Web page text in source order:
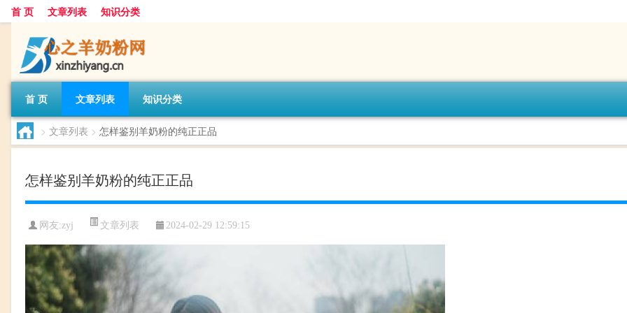
首 页 文章列表 知识分类
首 页 文章列表 知识分类
> 文章列表 > 怎样鉴别羊奶粉的纯正正品
怎样鉴别羊奶粉的纯正正品
网友:zyj 文章列表 2024-02-29 12:59:15